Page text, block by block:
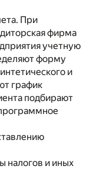
При
фирма
учетную
форму
и
график
подбирают
налогов и иных